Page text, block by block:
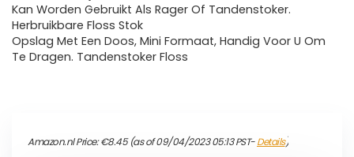
Kan Worden Gebruikt Als Rager Of Tandenstoker.
Herbruikbare Floss Stok
Opslag Met Een Doos, Mini Formaat, Handig Voor U Om
Te Dragen. Tandenstoker Floss
Amazon.nl Price:€8.45(as of 09/04/2023 05:13 PST-Details)